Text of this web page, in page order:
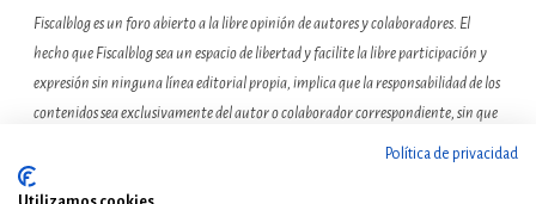
Fiscalblog es un foro abierto a la libre opinión de autores y colaboradores. El
hecho que Fiscalblog sea un espacio de libertad y facilite la libre participación y
expresión sin ninguna línea editorial propia, implica que la responsabilidad de los
contenidos sea exclusivamente del autor o colaborador correspondiente, sin que
ello suponga que el resto de miembros de la comunidad de Fiscalblog asuman o
compartan las reflexiones u opiniones expresadas.
Política de privacidad